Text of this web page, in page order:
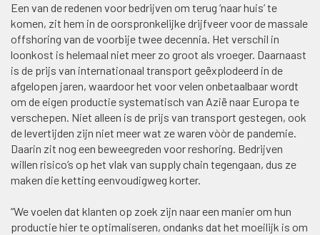
Een van de redenen voor bedrijven om terug ‘naar huis’ te
komen, zit hem in de oorspronkelijke drijfveer voor de massale
offshoring van de voorbije twee decennia. Het verschil in
loonkost is helemaal niet meer zo groot als vroeger. Daarnaast
is de prijs van internationaal transport geëxplodeerd in de
afgelopen jaren, waardoor het voor velen onbetaalbaar wordt
om de eigen productie systematisch van Azië naar Europa te
verschepen. Niet alleen is de prijs van transport gestegen, ook
de levertijden zijn niet meer wat ze waren vòòr de pandemie.
Daarin zit nog een beweegreden voor reshoring. Bedrijven
willen risico’s op het vlak van supply chain tegengaan, dus ze
maken die ketting eenvoudigweg korter.
“We voelen dat klanten op zoek zijn naar een manier om hun
productie hier te optimaliseren, ondanks dat het moeilijk is om